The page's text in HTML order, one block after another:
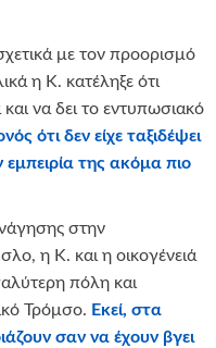
με τον προορισμό
η Κ. κατέληξε ότι
να δει το εντυπωσιακό
ότι δεν είχε ταξιδέψει
της ακόμα πιο
στην
η Κ. και η οικογένειά
πόλη και
Τρόμσο. Εκεί, στα
σαν να έχουν βγει